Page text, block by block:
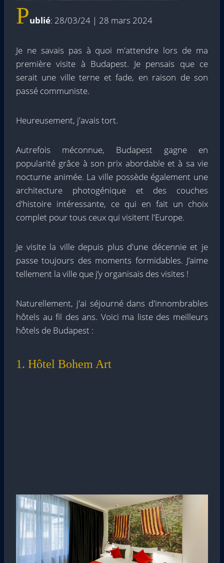
Publié: 28/03/24 | 28 mars 2024
Je ne savais pas à quoi m'attendre lors de ma
première visite à Budapest. Je pensais que ce
serait une ville terne et fade, en raison de son
passé communiste.
Heureusement, j'avais tort.
Autrefois méconnue, Budapest gagne en
popularité grâce à son prix abordable et à sa vie
nocturne animée. La ville possède également une
architecture photogénique et des couches
d'histoire intéressante, ce qui en fait un choix
complet pour tous ceux qui visitent l'Europe.
Je visite la ville depuis plus d'une décennie et je
passe toujours des moments formidables. J’aime
tellement la ville que j’y organisais des visites !
Naturellement, j'ai séjourné dans d'innombrables
hôtels au fil des ans. Voici ma liste des meilleurs
hôtels de Budapest :
1. Hôtel Bohem Art